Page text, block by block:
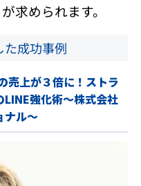
求められます。
た成功事例
売上が３倍に！ストラ
強化術〜株式会社
ナル〜